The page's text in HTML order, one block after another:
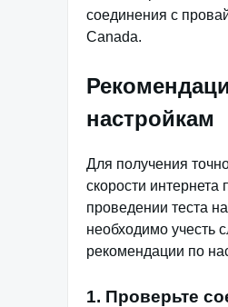
соединения с
Canada.
настройкам
Для получения
скорости интернета
проведении теста
необходимо учесть
рекомендации по
1. Проверьте